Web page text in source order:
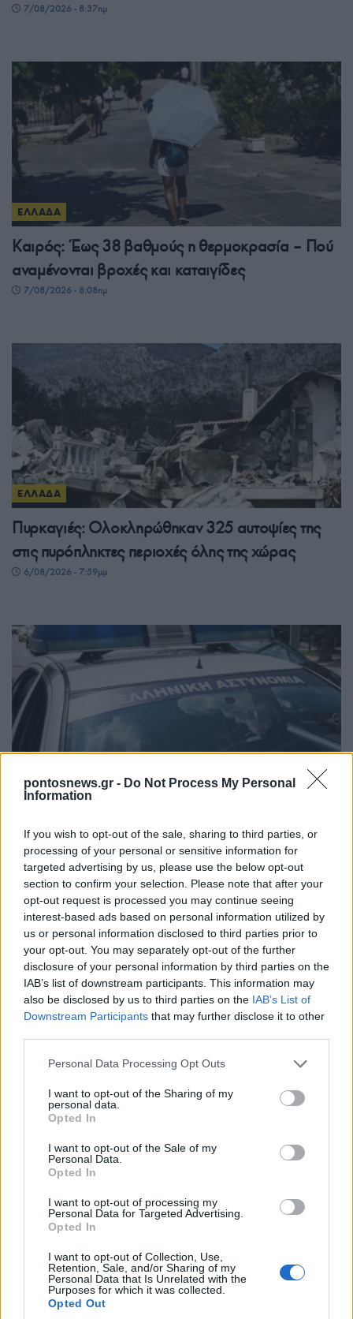
pontosnews.gr - Do Not Process My Personal
Information
If you wish to opt-out of the sale, sharing to third parties, or
processing of your personal or sensitive information for
targeted advertising by us, please use the below opt-out
section to confirm your selection. Please note that after your
opt-out request is processed you may continue seeing
interest-based ads based on personal information utilized by
us or personal information disclosed to third parties prior to
your opt-out. You may separately opt-out of the further
disclosure of your personal information by third parties on the
IAB’s list of downstream participants. This information may
also be disclosed by us to third parties on the IAB’s List of
Downstream Participants that may further disclose it to other
Please note that this website/app uses one or more Google
not limited to your visit or usage behaviour. You may click to
grant or deny consent to Google and its third-party tags to
use your data for below specified purposes in below Google
consent section.
Personal Data Processing Opt Outs
I want to opt-out of the Sharing of my
personal data.
Opted In
I want to opt-out of the Sale of my
Personal Data.
Opted In
I want to opt-out of processing my
Personal Data for Targeted Advertising.
Opted In
I want to opt-out of Collection, Use,
Retention, Sale, and/or Sharing of my
Personal Data that Is Unrelated with the
Purposes for which it was collected.
Opted Out
7/08/2026 - 8:37πμ
ΕΛΛΑΔΑ
Καιρός: Έως 38 βαθμούς η θερμοκρασία – Πού
αναμένονται βροχές και καταιγίδες
7/08/2026 - 8:08πμ
ΕΛΛΑΔΑ
Πυρκαγιές: Ολοκληρώθηκαν 325 αυτοψίες της
στις πυρόπληκτες περιοχές όλης της χώρας
6/08/2026 - 7:59μμ
72χρονου που βρέθηκε νεκρός σε αυτοκίνητο –
Δύο συλλήψεις
6/08/2026 - 7:30μμ
Μετρό Θεσσαλονίκης: Προσωρινές αλλαγές στο
ωράριο λειτουργίας σήμερα και αύριο
6/08/2026 - 5:09μμ